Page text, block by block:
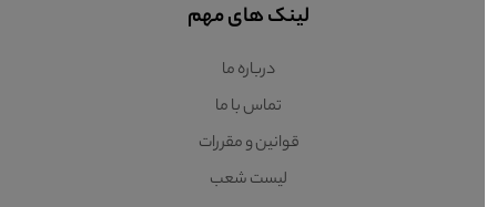
لینک های مهم
درباره ما
تماس با ما
قوانین و مقررات
لیست شعب